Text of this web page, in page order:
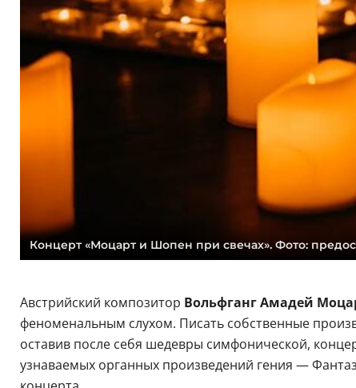
Концерт «Моцарт и Шопен при свечах». Фото:
Австрийский композитор Вольфганг Амадей
феноменальным слухом. Писать собственные
оставив после себя шедевры симфонической,
узнаваемых органных произведений гения —